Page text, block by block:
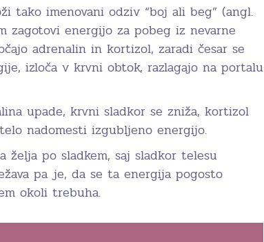
tako imenovani odziv “boj ali beg” (angl.
zagotovi energijo za pobeg iz nevarne
adrenalin in kortizol, zaradi česar se
izloča v krvni obtok, razlagajo na portalu
upade, krvni sladkor se zniža, kortizol
nadomesti izgubljeno energijo.
želja po sladkem, saj sladkor telesu
pa je, da se ta energija pogosto
okoli trebuha.